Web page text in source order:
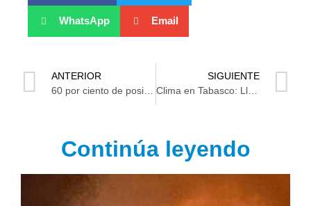
WhatsApp Email
ANTERIOR
60 por ciento de posibilidad que una mujer vaya por la gubernatura: César Raúl Ojeda
SIGUIENTE
Clima en Tabasco: Lluvias de 75 mm en el estado y ¿Para Villahermosa? (Video-Gráficos)
Continúa leyendo